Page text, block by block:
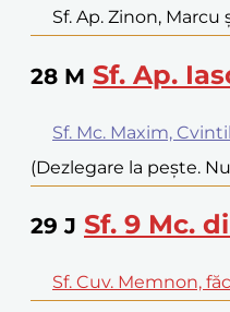
Sf. Ap. Zinon, Marcu
28 M Sf. Ap.
Sf. Mc. Maxim,
(Dezlegare la pește.
29 J Sf. 9 Mc.
Sf. Cuv. Memnon,